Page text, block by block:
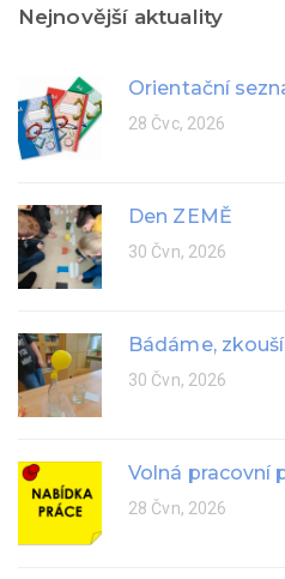
Nejnovější aktuality
Orientační
28 Čvc, 2026
Den ZEMĚ
30 Čvn, 2026
Bádáme,
30 Čvn, 2026
Volná pracovní
28 Čvn, 2026